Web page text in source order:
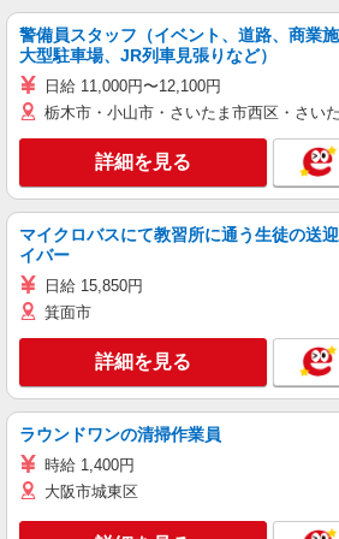
警備員スタッフ（イベント、道路、商業施
大型駐車場、JR列車見張りなど）
日給 11,000円〜12,100円
栃木市・小山市・さいたま市西区・さい
詳細を見る
マイクロバスにて教習所に通う生徒の送
イバー
日給 15,850円
箕面市
詳細を見る
ラウンドワンの清掃作業員
時給 1,400円
大阪市城東区